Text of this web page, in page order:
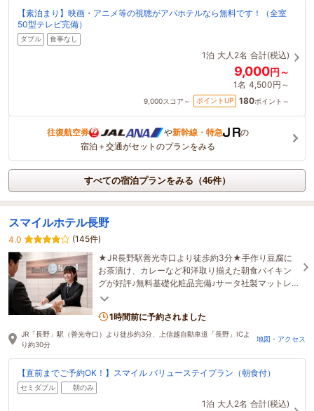
【素泊まり】映画・アニメ等の視聴がアパホテルなら無料です！（全室
50型テレビ完備）
ダブル 食事なし
1泊 大人2名 合計(税込)
9,000円～
1名 4,500円～
9,000スコア～ ポイントUP 180ポイント～
往復航空券 や新幹線・特急
の
宿泊＋交通がセットのプランをみる
すべての宿泊プランをみる（46件）
スマイルホテル長野
4.0
(145件)
★JR長野駅善光寺口より徒歩約3分★手作り豆腐に
お茶漬け、カレーなど和洋取り揃えた朝食バイキン
グが好評♪無料基礎化粧品完備♪サータ社製マットレ
スに清潔で安心なデュベカバー採用♪近隣飲食店も多
1時間前に予約されました
JR「長野」駅（善光寺口）より徒歩約3分、上信越自動車道「長野」ICよ
り約30分
地図・アクセス
【直前までご予約OK！】スマイル バリューステイプラン（朝食付）
セミダブル 朝のみ
1泊 大人2名 合計(税込)